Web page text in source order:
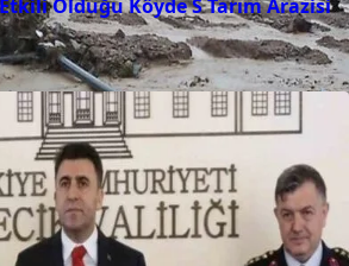
Olduğu Köyde S Tarım Arazisi